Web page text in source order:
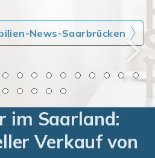
Saarbrücken
im Saarland:
Verkauf von